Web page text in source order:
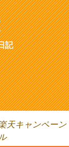
記
天キャンペー